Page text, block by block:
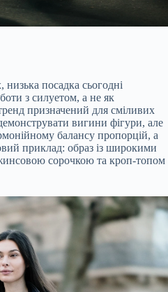
посадка сьогодні
з силуетом, а не як
призначений для сміливих
вигини фігури, але
балансу пропорцій, а
приклад: образ із широкими
сорочкою та кроп-топом